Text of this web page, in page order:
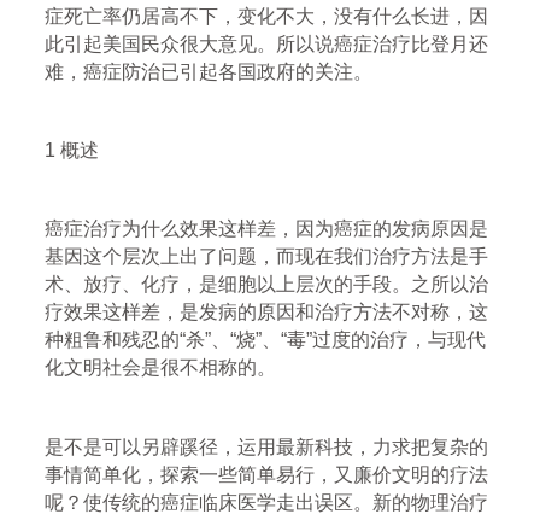
症死亡率仍居高不下，变化不大，没有什么长进，因
此引起美国民众很大意见。所以说癌症治疗比登月还
难，癌症防治已引起各国政府的关注。
1 概述
癌症治疗为什么效果这样差，因为癌症的发病原因是
基因这个层次上出了问题，而现在我们治疗方法是手
术、放疗、化疗，是细胞以上层次的手段。之所以治
疗效果这样差，是发病的原因和治疗方法不对称，这
种粗鲁和残忍的“杀”、“烧”、“毒”过度的治疗，与现代
化文明社会是很不相称的。
是不是可以另辟蹊径，运用最新科技，力求把复杂的
事情简单化，探索一些简单易行，又廉价文明的疗法
呢？使传统的癌症临床医学走出误区。新的物理治疗